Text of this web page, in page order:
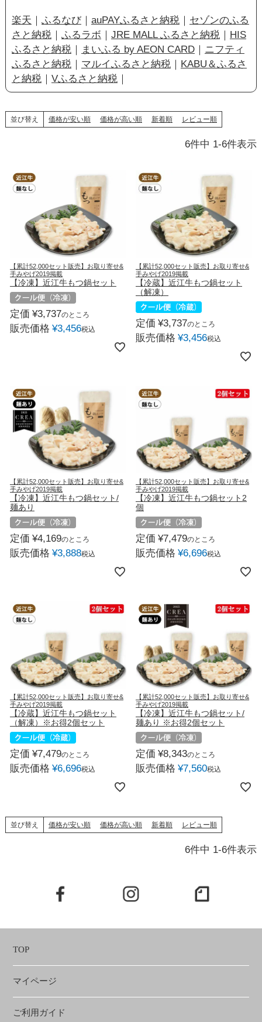
楽天 ふるなび｜ auPAYふるさと納税｜ セゾンのふる
さと納税｜ ふるラボ JRE MALL ふるさと納税｜
HIS
ふるさと納税｜ まいふる by AEON CARD｜ ニフティ
ふるさと納税｜ マルイふるさと納税｜
KABU＆ふるさ
と納税｜ Vふるさと納税｜
並び替え 価格が安い順 価格が高い順 新着順 レビュー順
6件中 1-6件表示
【累計52,000セット販売】お取り寄せ&
手みやげ2019掲載
【冷凍】近江牛もつ鍋セット
定価 ¥3,737のところ
販売価格 ¥3,456税込
【累計52,000セット販売】お取り寄せ&
手みやげ2019掲載
【冷蔵】近江牛もつ鍋セット
（解凍）
定価 ¥3,737のところ
販売価格 ¥3,456税込
【累計52,000セット販売】お取り寄せ&
手みやげ2019掲載
【冷凍】近江牛もつ鍋セット/
麺あり
定価 ¥4,169のところ
販売価格 ¥3,888税込
【累計52,000セット販売】お取り寄せ&
手みやげ2019掲載
【冷凍】近江牛もつ鍋セット2
個
定価 ¥7,479のところ
販売価格 ¥6,696税込
【累計52,000セット販売】お取り寄せ&
手みやげ2019掲載
【冷蔵】近江牛もつ鍋セット
（解凍）※お得2個セット
定価 ¥7,479のところ
販売価格 ¥6,696税込
【累計52,000セット販売】お取り寄せ&
手みやげ2019掲載
【冷凍】近江牛もつ鍋セット/
麺あり ※お得2個セット
定価 ¥8,343のところ
販売価格 ¥7,560税込
並び替え 価格が安い順 価格が高い順 新着順 レビュー順
6件中 1-6件表示
TOP
マイページ
ご利用ガイド